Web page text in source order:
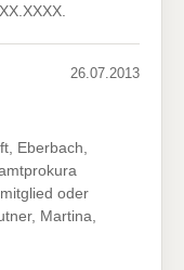
26.07.2013
Eberbach,
oder
Martina,